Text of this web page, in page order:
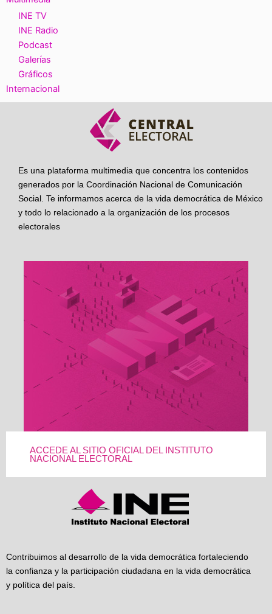
INE TV
INE Radio
Podcast
Galerías
Gráficos
Internacional
Es una plataforma multimedia que concentra los contenidos
generados por la Coordinación Nacional de Comunicación
Social. Te informamos acerca de la vida democrática de México
y todo lo relacionado a la organización de los procesos
electorales
ACCEDE AL SITIO OFICIAL DEL INSTITUTO
NACIONAL ELECTORAL
Contribuimos al desarrollo de la vida democrática fortaleciendo
la confianza y la participación ciudadana en la vida democrática
y política del país.